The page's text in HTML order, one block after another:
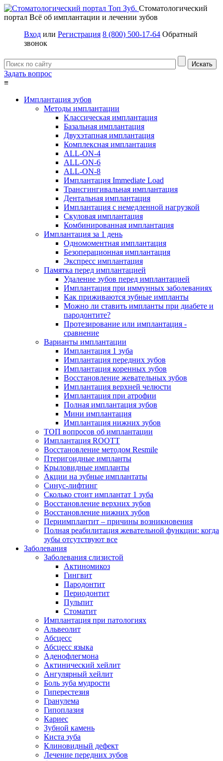
Стоматологический
портал Всё об имплантации и лечении зубов
Вход или Регистрация 8 (800) 500-17-64 Обратный
звонок
Задать вопрос
≡
Имплантация зубов
Методы имплантации
Классическая имплантация
Базальная имплантация
Двухэтапная имплантация
Комплексная имплантация
ALL-ON-4
ALL-ON-6
ALL-ON-8
Имплантация Immediate Load
Трансгингивальная имплантация
Дентальная имплантация
Имплантация с немедленной нагрузкой
Скуловая имплантация
Комбинированная имплантация
Имплантация за 1 день
Одномоментная имплантация
Безоперационная имплантация
Экспресс имплантация
Памятка перед имплантацией
Удаление зубов перед имплантацией
Имплантация при иммунных заболеваниях
Как приживаются зубные импланты
Можно ли ставить импланты при диабете и
пародонтите?
Протезирование или имплантация -
сравнение
Варианты имплантации
Имплантация 1 зуба
Имплантация передних зубов
Имплантация коренных зубов
Восстановление жевательных зубов
Имплантация верхней челюсти
Имплантация при атрофии
Полная имплантация зубов
Мини имплантация
Имплантация нижних зубов
ТОП вопросов об имплантации
Имплантация ROOTT
Восстановление методом Resmile
Птеригоидные импланты
Крыловидные импланты
Акции на зубные имплантаты
Синус-лифтинг
Сколько стоит имплантат 1 зуба
Восстановление верхних зубов
Восстановление нижних зубов
Периимплантит – причины возникновения
Полная реабилитация жевательной функции: когда
зубы отсутствуют все
Заболевания
Заболевания слизистой
Актиномикоз
Гингвит
Пародонтит
Периодонтит
Пульпит
Стоматит
Имплантация при патологиях
Альвеолит
Абсцесс
Абсцесс языка
Аденофлегмона
Актинический хейлит
Ангулярный хейлит
Боль зуба мудрости
Гиперестезия
Гранулема
Гипоплазия
Кариес
Зубной камень
Киста зуба
Клиновидный дефект
Лечение передних зубов